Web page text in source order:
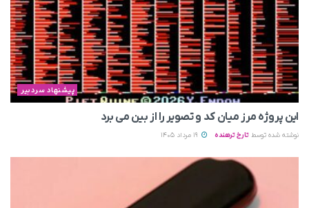
پیشنهاد سردبیر
این پروژه مرز میان کد و تصویر را از بین می‌ برد
نوشته شده توسط تارخ ترهنده